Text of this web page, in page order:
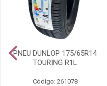
PNEU DUNLOP 175/65R14
TOURING R1L
Código: 261078